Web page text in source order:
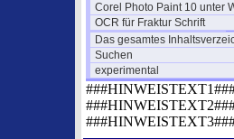
Corel Photo Paint 10 unter
OCR für Fraktur Schrift
Das gesamtes
Suchen
experimental